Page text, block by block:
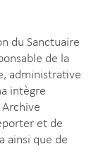
du Sanctuaire
de la
administrative
intègre
et de
ainsi que de